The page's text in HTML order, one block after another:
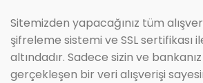
Sitemizden yapacağınız tüm
şifreleme sistemi ve SSL sertifikası
altındadır. Sadece sizin ve
gerçekleşen bir veri alışverişi